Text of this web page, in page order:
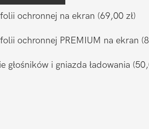
ochronnej na ekran (69,00 zł)
ochronnej PREMIUM na ekran
głośników i gniazda ładowania